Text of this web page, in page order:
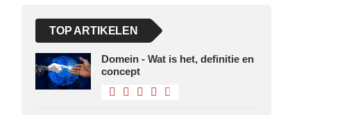
TOP ARTIKELEN
Domein - Wat is het, definitie en
concept